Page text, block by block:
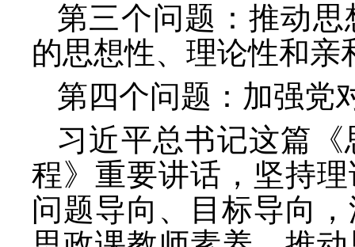
第三个问题：推动
的思想性、理论性和亲
第四个问题：加强党
习近平总书记这篇
程》重要讲话，坚持
问题导向、目标导向